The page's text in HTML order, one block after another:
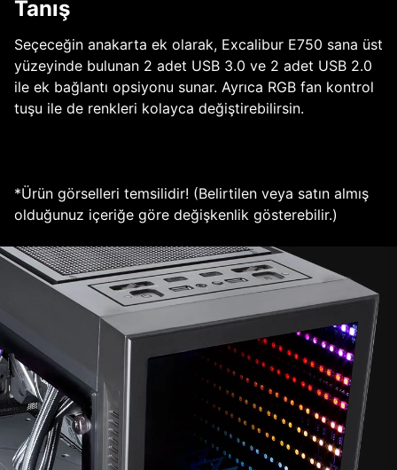
Tanış
Seçeceğin anakarta ek olarak, Excalibur E750 sana üst
yüzeyinde bulunan 2 adet USB 3.0 ve 2 adet USB 2.0
ile ek bağlantı opsiyonu sunar. Ayrıca RGB fan kontrol
tuşu ile de renkleri kolayca değiştirebilirsin.
*Ürün görselleri temsilidir! (Belirtilen veya satın almış
olduğunuz içeriğe göre değişkenlik gösterebilir.)